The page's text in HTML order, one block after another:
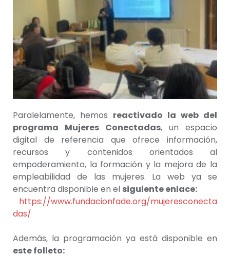
Paralelamente, hemos reactivado la web del
programa Mujeres Conectadas, un espacio
digital de referencia que ofrece información,
recursos y contenidos orientados al
empoderamiento, la formación y la mejora de la
empleabilidad de las mujeres. La web ya se
encuentra disponible en el siguiente enlace:
https://www.fundacionfade.org/mujeresconecta
das/
Además, la programación ya está disponible en
este folleto: